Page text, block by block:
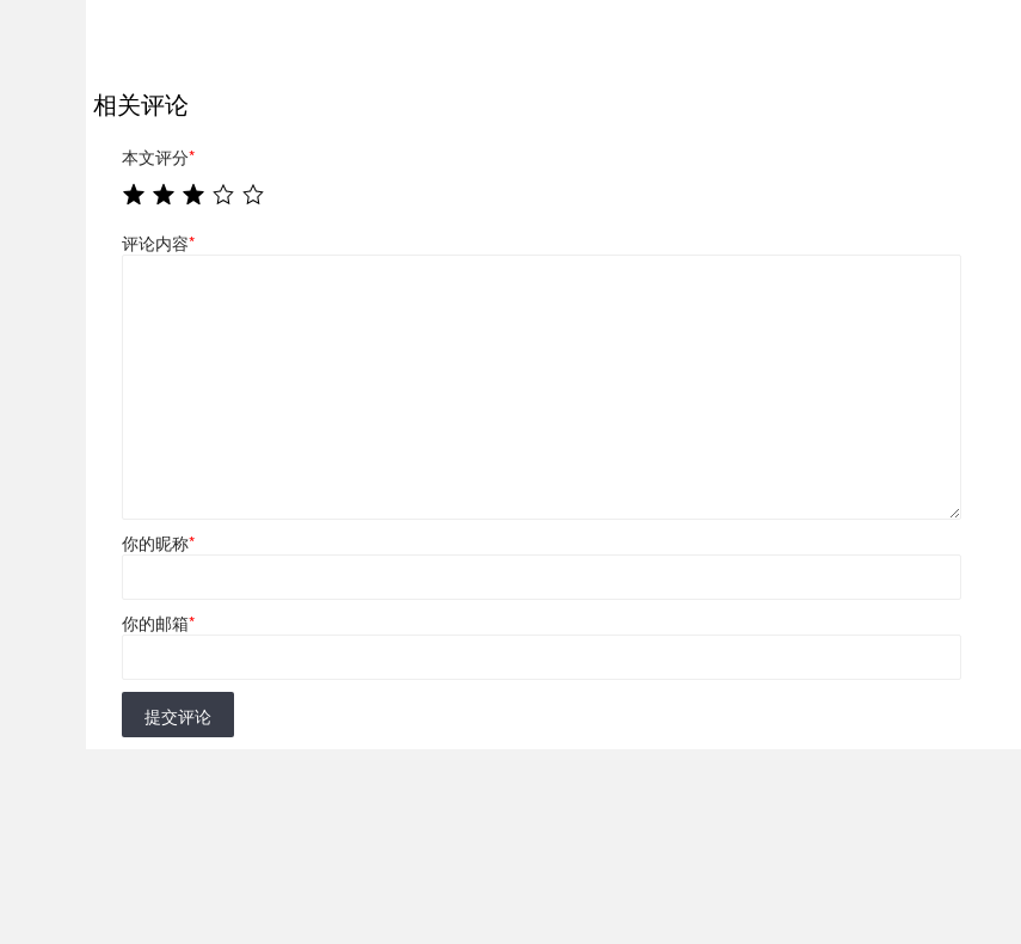
相关评论
本文评分*
评论内容*
你的昵称*
你的邮箱*
提交评论